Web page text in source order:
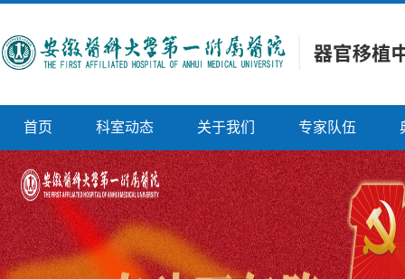
首页 科室动态 关于我们 专家队伍